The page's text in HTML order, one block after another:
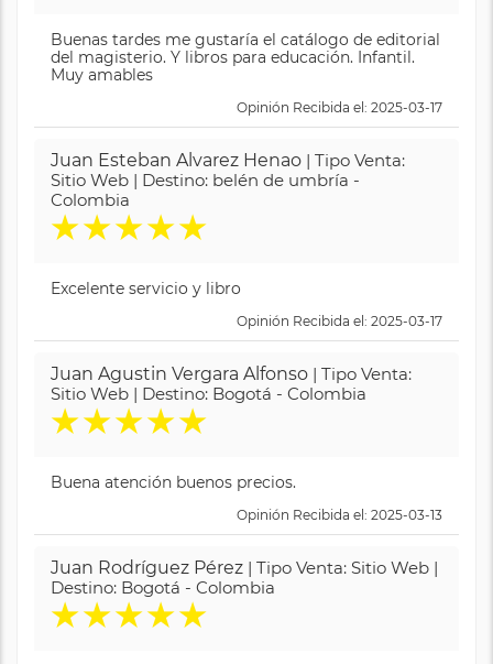
Buenas tardes me gustaría el catálogo de editorial
del magisterio. Y libros para educación. Infantil.
Muy amables
Opinión Recibida el: 2025-03-17
Juan Esteban Alvarez Henao | Tipo Venta:
Sitio Web | Destino: belén de umbría -
Colombia
★★★★★
Excelente servicio y libro
Opinión Recibida el: 2025-03-17
Juan Agustin Vergara Alfonso | Tipo Venta:
Sitio Web | Destino: Bogotá - Colombia
★★★★★
Buena atención buenos precios.
Opinión Recibida el: 2025-03-13
Juan Rodríguez Pérez | Tipo Venta: Sitio Web |
Destino: Bogotá - Colombia
★★★★★